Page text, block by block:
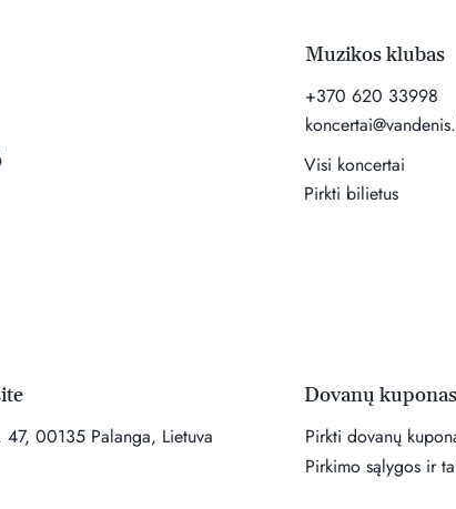
47, 00135 Palanga, Lietuva
Muzikos klubas
+370 620 33998
Visi koncertai
Pirkti bilietus
Dovanų kuponas
Pirkti dovanų
Pirkimo sąlygos ir